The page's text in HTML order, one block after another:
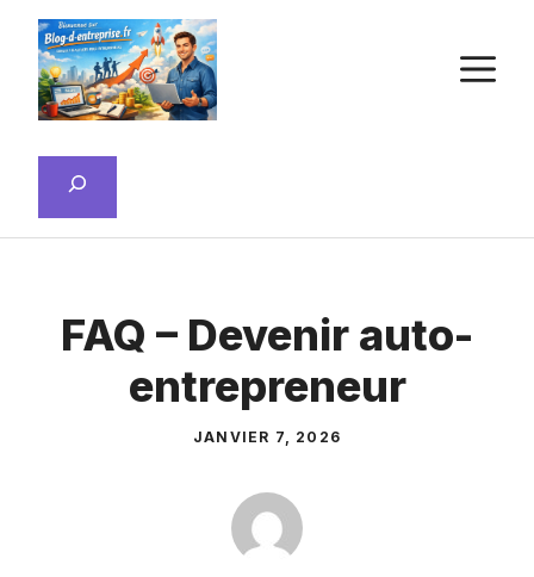
Aller
contenu
FAQ – Devenir auto-
entrepreneur
JANVIER 7, 2026